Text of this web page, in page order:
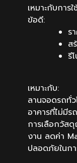
เหมาะกับการ
ข้อดี:
ร
ส
รี
เหมาะกับ:
ลานจอดรถทั่
อาคารที่ไม่มีร
การเลือกวัส
งาน ลดค่า
ปลอดภัยในก